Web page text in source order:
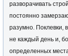
разворачивать
постоянно
разумно. Поклевки,
не каждый день и,
определенных